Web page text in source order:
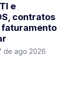
e
contratos
de ago 2026